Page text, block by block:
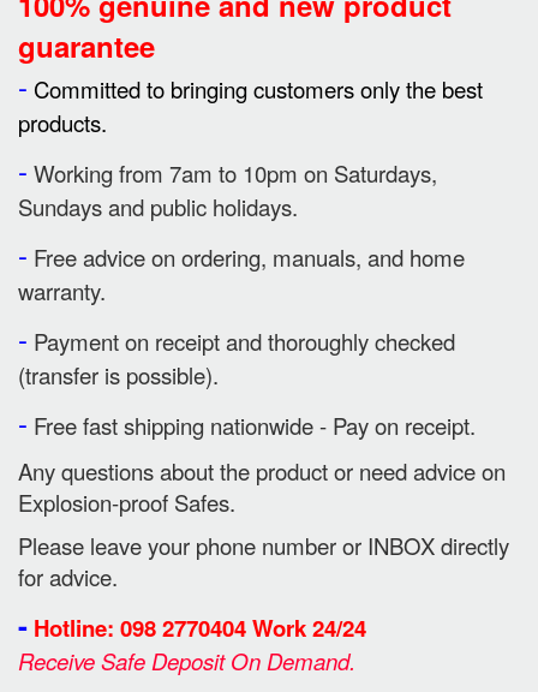
guarantee
- Committed to bringing customers only the best
products.
- Working from 7am to 10pm on Saturdays,
Sundays and public holidays.
- Free advice on ordering, manuals, and home
warranty.
- Payment on receipt and thoroughly checked
(transfer is possible).
- Free fast shipping nationwide - Pay on receipt.
Any questions about the product or need advice on
Explosion-proof Safes.
Please leave your phone number or INBOX directly
for advice.
- Hotline: 098 2770404 Work 24/24
Receive Safe Deposit On Demand.